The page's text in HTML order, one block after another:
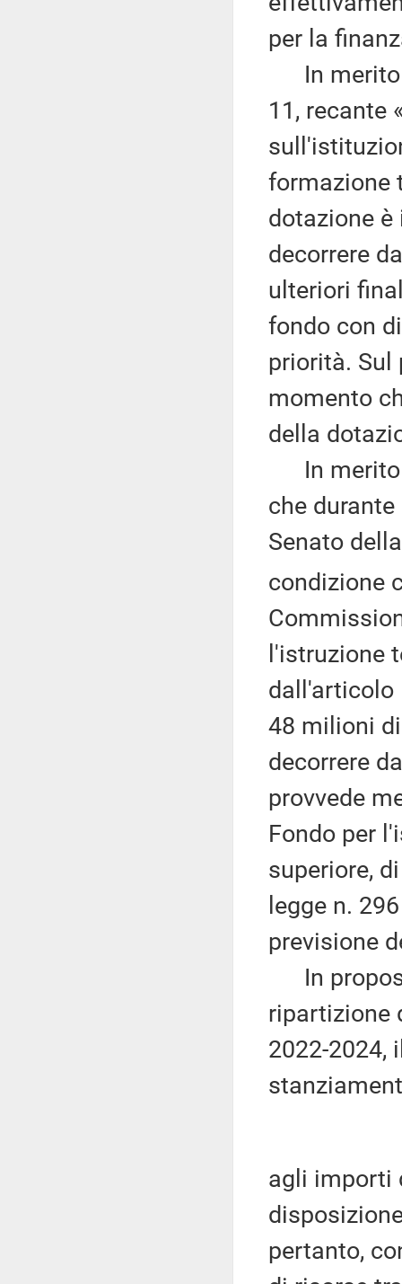
per la
In merito
11, recante
formazione
dotazione
decorrere
ulteriori
fondo con
priorità. Sul
momento
della
In merito
che
Senato
condizione
l'istruzione
dall'articolo
48 milioni
decorrere
provvede
Fondo per
superiore,
legge n.
previsione
In
ripartizione
2022-2024,
agli importi
pertanto,